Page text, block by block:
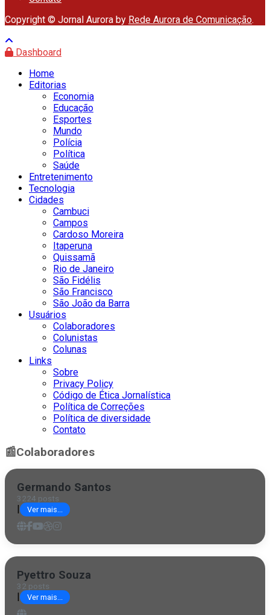
Copyright © Jornal Aurora by Rede Aurora de Comunicação.
Dashboard
Home
Editorias
Economia
Educação
Esportes
Mundo
Polícia
Política
Saúde
Entretenimento
Tecnologia
Cidades
Cambuci
Campos
Cardoso Moreira
Itaperuna
Quissamã
Rio de Janeiro
São Fidélis
São Francisco
São João da Barra
Usuários
Colaboradores
Colunistas
Colunas
Links
Sobre
Privacy Policy
Código de Ética Jornalística
Política de Correções
Política de diversidade
Contato
📰Colaboradores
Germando Santos
3224 posts
Ver mais...
Pyettro Souza
32 posts
Ver mais...